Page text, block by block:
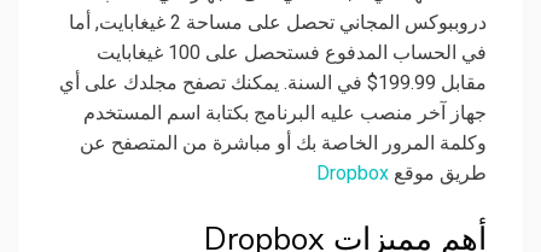
دروببوكس المجاني تحصل على مساحة 2 غيغابايت, أما
في الحساب المدفوع فستحصل على 100 غيغابايت
مقابل 199.99$ في السنة. يمكنك تصفح مجلدك على أي
جهاز آخر منصب عليه البرنامج بكتابة اسم المستخدم
وكلمة المرور الخاصة بك أو مباشرة من المتصفح عن
طريق موقع Dropbox
أهم مميزات Dropbox